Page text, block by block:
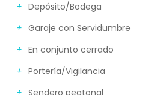
Depósito/Bodega
Garaje con Servidumbre
En conjunto cerrado
Portería/Vigilancia